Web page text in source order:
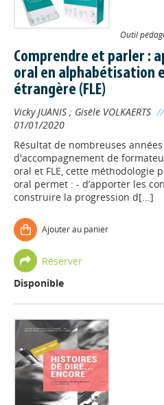
Outil
Comprendre et parler :
oral en alphabétisation
étrangère (FLE)
Vicky JUANIS ; Gisèle VOLKAERTS //
01/01/2020
Résultat de nombreuses
d'accompagnement de
oral et FLE, cette méthodologie
oral permet : - d’apporter les
construire la progression d[...]
Ajouter au panier
Réserver
Disponible